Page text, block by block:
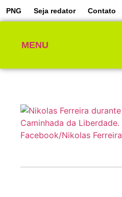
PNG Seja redator Contato
MENU